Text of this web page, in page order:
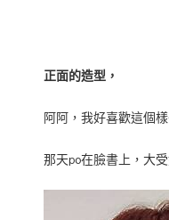
正面的造型，
阿阿，我好喜歡這個
那天po在臉書上，大